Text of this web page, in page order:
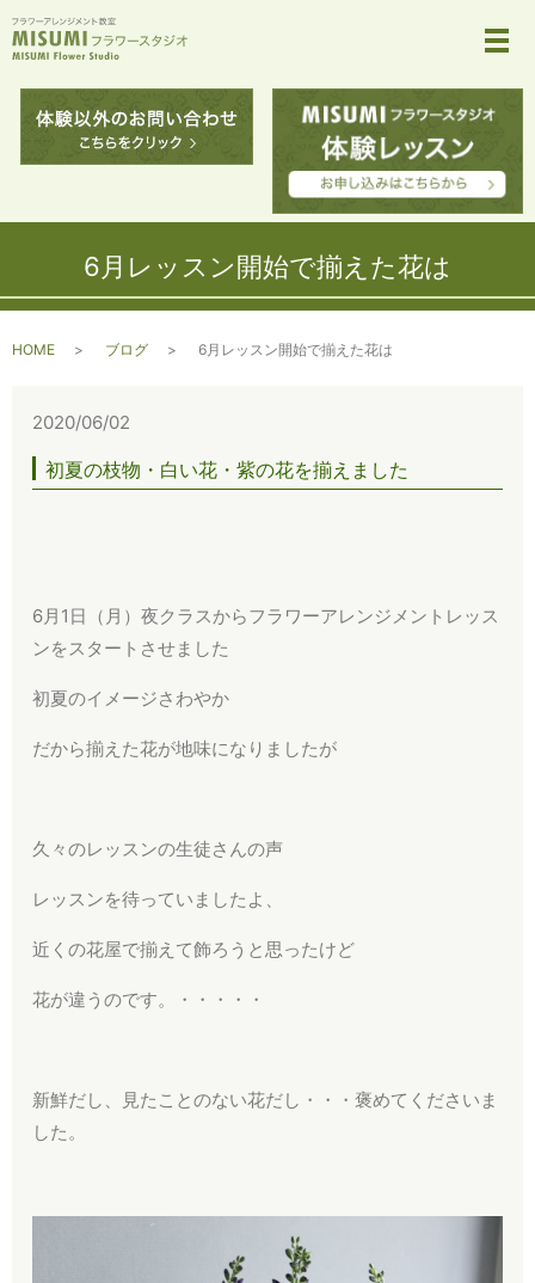
メ
6月レッスン開始で揃えた花は
HOME ブログ 6月レッスン開始で揃えた花は
2020/06/02
初夏の枝物・白い花・紫の花を揃えました
6月1日（月）夜クラスからフラワーアレンジメントレッス
ンをスタートさせました
初夏のイメージさわやか
だから揃えた花が地味になりましたが
久々のレッスンの生徒さんの声
レッスンを待っていましたよ、
近くの花屋で揃えて飾ろうと思ったけど
花が違うのです。・・・・・
新鮮だし、見たことのない花だし・・・褒めてくださいま
した。